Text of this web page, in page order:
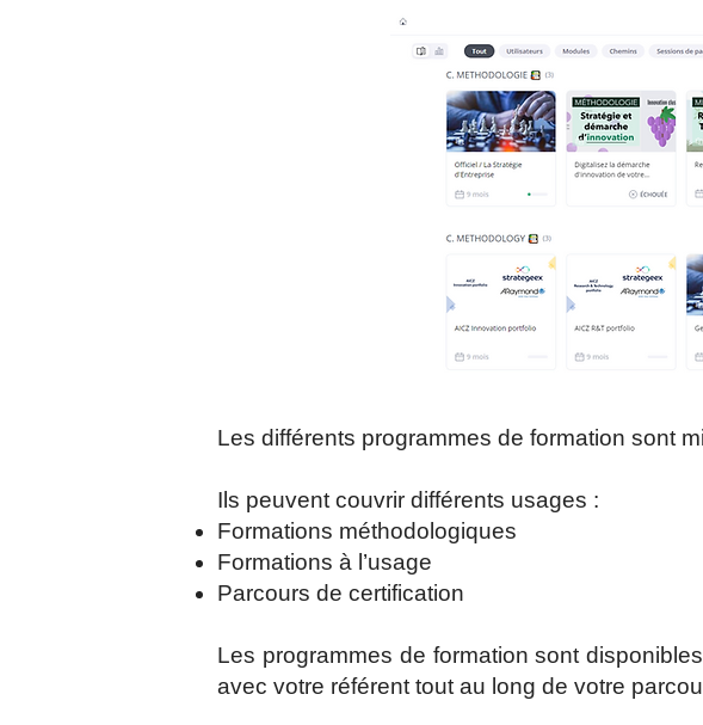
Les différents programmes de formation sont
Ils peuvent couvrir différents usages :
Formations méthodologiques
Formations à l’usage
Parcours de certification
Les programmes de formation sont
avec votre référent tout au long de votre